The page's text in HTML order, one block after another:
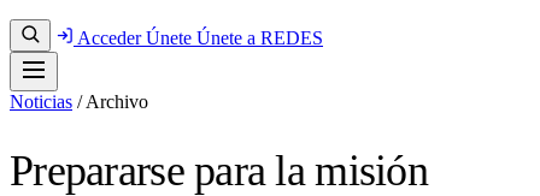
AccederÚnete Únete a REDES
Noticias / Archivo
Prepararse para la misión